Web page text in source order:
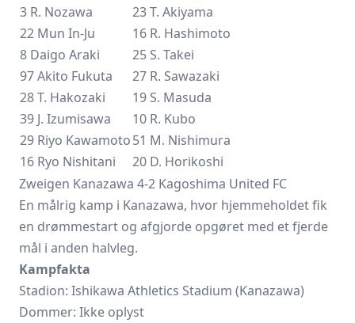
3 R. Nozawa
22 Mun In-Ju
8 Daigo Araki
97 Akito Fukuta
28 T. Hakozaki
39 J. Izumisawa
29 Riyo Kawamoto
16 Ryo Nishitani
23 T. Akiyama
16 R. Hashimoto
25 S. Takei
27 R. Sawazaki
19 S. Masuda
10 R. Kubo
51 M. Nishimura
20 D. Horikoshi
Zweigen Kanazawa 4-2 Kagoshima United FC
En målrig kamp i Kanazawa, hvor hjemmeholdet fik
en drømmestart og afgjorde opgøret med et fjerde
mål i anden halvleg.
Kampfakta
Stadion: Ishikawa Athletics Stadium (Kanazawa)
Dommer: Ikke oplyst